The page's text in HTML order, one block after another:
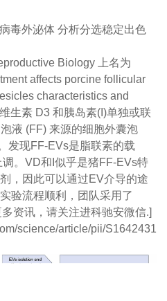
毒外泌体 分析分选稳定出色
Biology 上名为
affects porcine follicular
characteristics and
生素 D3 和胰岛素(I)单独或联
液 (FF) 来源的细胞外囊泡
发现FF-EVs是脂联素的载
。VD和I似乎是猪FF-EVs特
，因此可以通过EV介导的途
验流程顺利，团队采用了
资讯，请关注进科驰安微信.]
science/article/pii/